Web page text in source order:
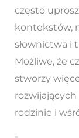
często
kontekstów,
słownictwa i
Możliwe, że
stworzy
rodzinie i